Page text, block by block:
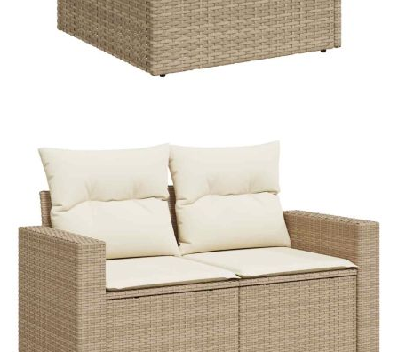
Максимален капацитет на теглото
(на седалка):
110 кг
Размери на водоустойчивата
55 x 53 x 34 см (Д x Ш x В)
Градински диван с възглавници, 8 части, бежов
полиратан
Please select credit institution
Цена на продукта:
€674.00
Extraction of information from credit institutions
Предоставената таблица е с информационна цел.
Добавете продукта в количката си с бутона "Добави в
количката" и при поръчка ще можете да изберете броя
вноски на кредита.
Acest tabel are caracter informativ. Adăugați produsul în
coșul de cumpărături unde veți putea selecta detaliile
cererii de creditare.